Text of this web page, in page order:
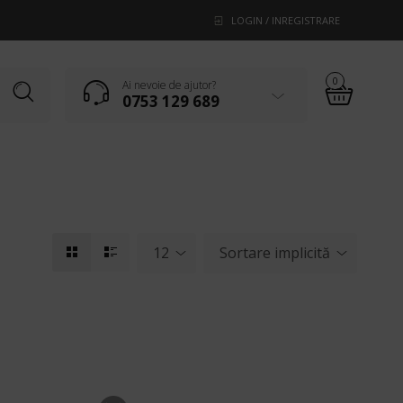
LOGIN / INREGISTRARE
Ai nevoie de ajutor?
0753 129 689
0
12 Sortare implicită